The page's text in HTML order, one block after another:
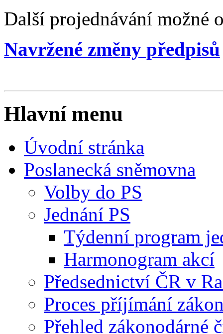
Další projednávání možné
Navržené změny předpisů
Hlavní menu
Úvodní stránka
Poslanecká sněmovna
Volby do PS
Jednání PS
Týdenní program
Harmonogram akcí
Předsednictví ČR v
Proces příjímání
Přehled zákonodárné